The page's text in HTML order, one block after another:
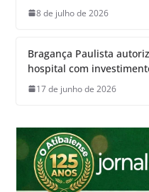
8 de julho de 2026
Bragança Paulista
hospital com
17 de junho de 2026